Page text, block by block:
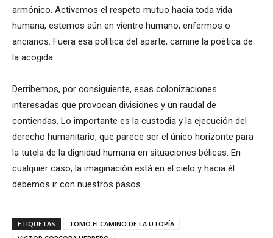
armónico. Activemos el respeto mutuo hacia toda vida
humana, estemos aún en vientre humano, enfermos o
ancianos. Fuera esa política del aparte, camine la poética de
la acogida.
Derribemos, por consiguiente, esas colonizaciones
interesadas que provocan divisiones y un raudal de
contiendas. Lo importante es la custodia y la ejecución del
derecho humanitario, que parece ser el único horizonte para
la tutela de la dignidad humana en situaciones bélicas. En
cualquier caso, la imaginación está en el cielo y hacia él
debemos ir con nuestros pasos.
ETIQUETAS
TOMO El CAMINO DE LA UTOPÍA